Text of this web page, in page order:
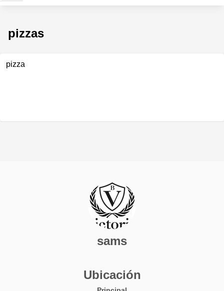
pizzas
pizza
sams
Ubicación